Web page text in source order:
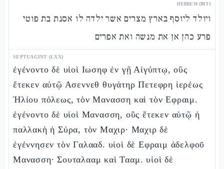
HEBREW (MT)
ויולד ליוסף בארץ מצרים אשר ילדה לו אסנת בת פוטי
פרע כהן אן את מנשה ואת אפרים
SEPTUAGINT (LXX)
ἐγένοντο δὲ υἱοὶ Ιωσηφ ἐν γῇ Αἰγύπτῳ, οὓς
ἔτεκεν αὐτῷ Ασεννεθ θυγάτηρ Πετεφρη ἱερέως
Ἡλίου πόλεως, τὸν Μανασση καὶ τὸν Εφραιμ.
ἐγένοντο δὲ υἱοὶ Μανασση, οὓς ἔτεκεν αὐτῷ ἡ
παλλακὴ ἡ Σύρα, τὸν Μαχιρ· Μαχιρ δὲ
ἐγέννησεν τὸν Γαλααδ. υἱοὶ δὲ Εφραιμ ἀδελφοῦ
Μανασση· Σουταλααμ καὶ Τααμ. υἱοὶ δὲ